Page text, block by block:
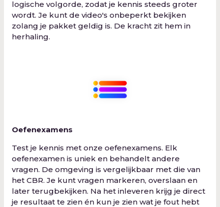
logische volgorde, zodat je kennis steeds groter
wordt. Je kunt de video's onbeperkt bekijken
zolang je pakket geldig is. De kracht zit hem in
herhaling.
Oefenexamens
Test je kennis met onze oefenexamens. Elk
oefenexamen is uniek en behandelt andere
vragen. De omgeving is vergelijkbaar met die van
het CBR. Je kunt vragen markeren, overslaan en
later terugbekijken. Na het inleveren krijg je direct
je resultaat te zien én kun je zien wat je fout hebt